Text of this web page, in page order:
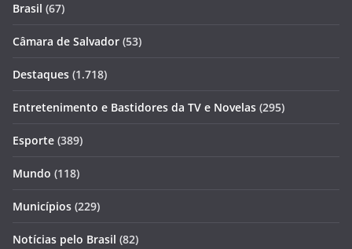
Brasil (67)
Câmara de Salvador (53)
Destaques (1.718)
Entretenimento e Bastidores da TV e Novelas (295)
Esporte (389)
Mundo (118)
Municípios (229)
Notícias pelo Brasil (82)